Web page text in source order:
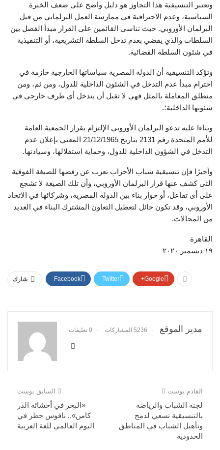
وتعتبر التنسيقية هذا التجاوز هو دليل واضح على ضعف الخبرة
السياسية، وعدم الاحترافية في ممارسة العمل البرلماني من قبل
البرلمان الأوروبي. حيث تناسى القائمين على القرار مبدأ الفصل بين
السلطات والذي يقضي بعدم تدخل السلطة التشريعية، أو التنفيذية
في شئون السلطة القضائية.
وتؤكد التنسيقية أن الدولة المصرية سياساتها الخارجية حازمة في
احترام مبدأ عدم التدخل في الشئون الداخلية للدول، ومن ثم، ومن
منطلق المعاملة بالمثل فهي لا تقبل أن يتدخل أي طرف خارجي في
شئونها الداخلية؛.
وبناءا عليه تدعو البرلمان الأوروبي الإلتزام بقرار الجمعية العامة
للأمم المتحدة رقم 2131 بتاريخ 21/12/1965 المعني بإعلان عدم
التدخل في الشؤون الداخلية للدول، وحماية استقلالها، وسيادتها.
وأخيرًا فإن تنسيقية شباب الأحزاب تعرب عن رفضها للصيغة الفوقية
التى كشف عنها قرار البرلمان الأوروبي، وأن تلك الصيغة لا تشجع
على أى تفاعل، أو حوار بناء بين الدولة المصرية، وشركائها في الاتحاد
الأوروبي، وقد تكون حائل لتعطيل التعاون المشترك البناء في العديد
من المجالات.
القاهرة
١٩ ديسمبر ٢٠٢٠
شارك Facebook Twitter Google+
مدير الموقع 5236 المشاركات 0 تعليقات
السابق بوست
«البحر في أحشائه الدر
كامن».. ناقوس خطر في
اليوم العالمي للغة العربية
القادم بوست
لجنة الشباب والرياضة
بالتنسيقية تسعي لدمج
وتأهيل الشباب في المناطق
الحدودية